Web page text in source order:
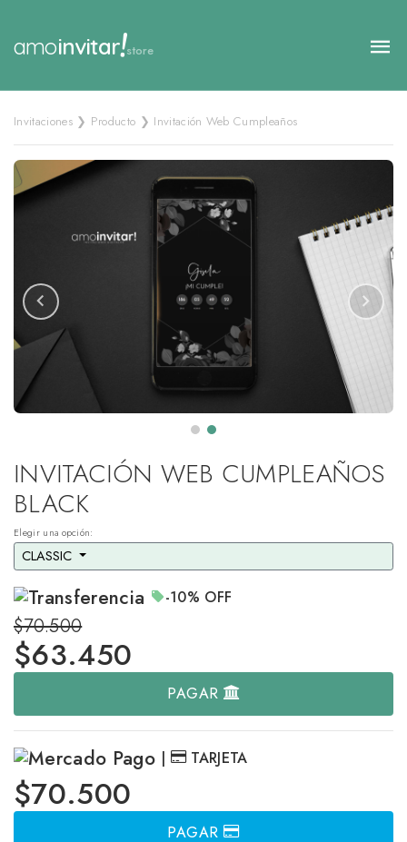
amoinvitar!store
Invitaciones ❯ Producto ❯ Invitación Web Cumpleaños
INVITACIÓN WEB CUMPLEAÑOS
BLACK
Elegir una opción:
CLASSIC
-10% OFF
$70.500
$63.450
PAGAR
| TARJETA
$70.500
PAGAR